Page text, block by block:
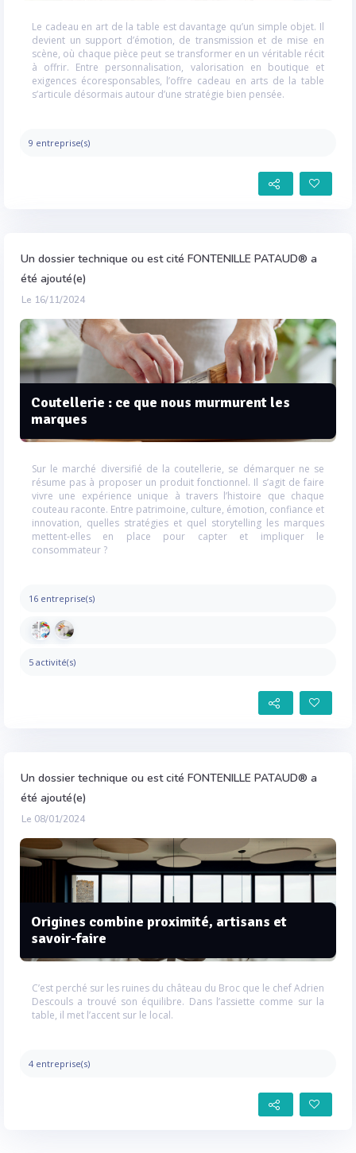
Le cadeau en art de la table est davantage qu’un simple objet. Il
devient un support d’émotion, de transmission et de mise en
scène, où chaque pièce peut se transformer en un véritable récit
à offrir. Entre personnalisation, valorisation en boutique et
exigences écoresponsables, l’offre cadeau en arts de la table
s’articule désormais autour d’une stratégie bien pensée.
9 entreprise(s)
Un dossier technique ou est cité FONTENILLE PATAUD® a
été ajouté(e)
Le 16/11/2024
Coutellerie : ce que nous murmurent les
marques
Sur le marché diversifié de la coutellerie, se démarquer ne se
résume pas à proposer un produit fonctionnel. Il s’agit de faire
vivre une expérience unique à travers l’histoire que chaque
couteau raconte. Entre patrimoine, culture, émotion, confiance et
innovation, quelles stratégies et quel storytelling les marques
mettent-elles en place pour capter et impliquer le
consommateur ?
16 entreprise(s)
5 activité(s)
Un dossier technique ou est cité FONTENILLE PATAUD® a
été ajouté(e)
Le 08/01/2024
Origines combine proximité, artisans et
savoir-faire
C’est perché sur les ruines du château du Broc que le chef Adrien
Descouls a trouvé son équilibre. Dans l’assiette comme sur la
table, il met l’accent sur le local.
4 entreprise(s)